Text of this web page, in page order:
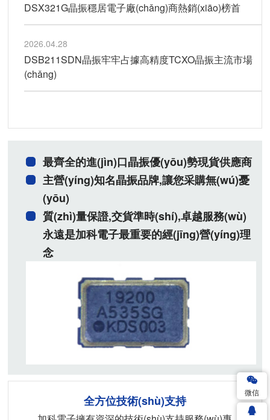
DSX321G晶振穩居電子廠(chǎng)商熱銷(xiāo)榜首
2026.04.28
DSB211SDN晶振牢牢占據高精度TCXO晶振主流市場
(chǎng)
最齊全的進(jìn)口晶振優(yōu)勢現貨供應商
主營(yíng)知名晶振品牌,讓您采購無(wú)憂
(yōu)
質(zhì)量保證,交貨準時(shí),卓越服務(wù)
永遠是加科電子最重要的經(jīng)營(yíng)理
念
全方位技術(shù)支持
微信